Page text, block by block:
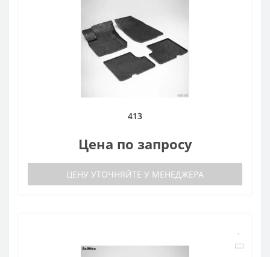
413
Цена по запросу
ЦЕНУ УТОЧНЯЙТЕ У МЕНЕДЖЕРА